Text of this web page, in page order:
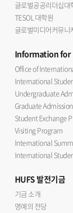
글로벌공공리더십대
TESOL 대학원
글로벌미디어커뮤니
Informationfor
Office of
International
Undergraduate
Graduate Admission
Student Exchange
Visiting Program
International
International
HUFS발전기금
기금 소개
명예의 전당